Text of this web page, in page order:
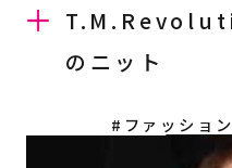
のニット
#ファッション